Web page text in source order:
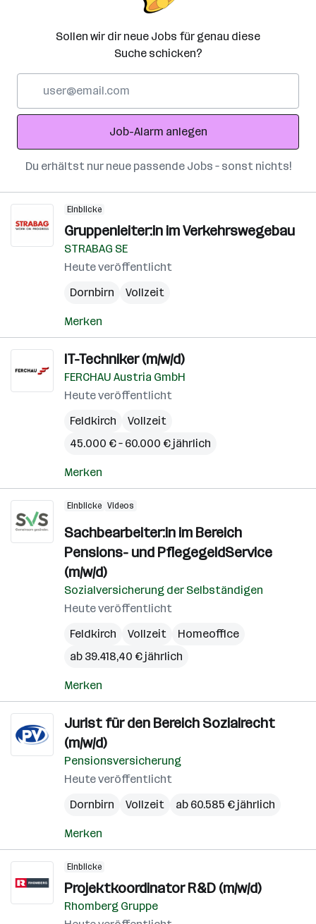
Sollen wir dir neue Jobs für genau diese
Suche schicken?
Adresse
Job-Alarm anlegen
Du erhältst nur neue passende Jobs – sonst nichts!
Einblicke
Gruppenleiter:in im Verkehrswegebau
STRABAG SE
Heute veröffentlicht
Dornbirn
Vollzeit
Merken
IT-Techniker (m/w/d)
FERCHAU Austria GmbH
Heute veröffentlicht
Feldkirch
Vollzeit
45.000 € – 60.000 € jährlich
Merken
Einblicke Videos
Sachbearbeiter:in im Bereich
Pensions- und PflegegeldService
(m/w/d)
Sozialversicherung der Selbständigen
Heute veröffentlicht
Feldkirch
Vollzeit
Homeoffice
ab 39.418,40 € jährlich
Merken
Jurist für den Bereich Sozialrecht
(m/w/d)
Pensionsversicherung
Heute veröffentlicht
Dornbirn
Vollzeit ab 60.585 € jährlich
Merken
Einblicke
Projektkoordinator R&D (m/w/d)
Rhomberg Gruppe